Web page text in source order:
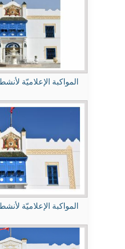
المواكبة الإعلاميّة
المواكبة الإعلاميّة